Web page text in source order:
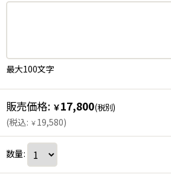
最大100文字
販売価格: ￥17,800(税別)
(税込: ￥19,580)
数量: